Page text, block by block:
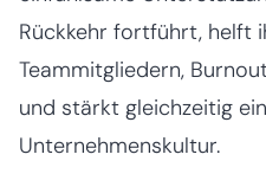
Rückkehr fortführt, helft
Teammitgliedern,
und stärkt gleichzeitig
Unternehmenskultur.